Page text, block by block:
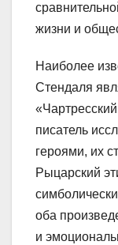
жизни и
Наиболее
Стендаля
писатель
героями, их
Рыцарский
оба
и